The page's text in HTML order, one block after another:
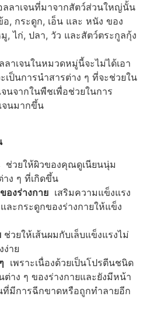
ลลาเจนที่มาจากสัตว์ส่วนใหญ่นั้น
, กระดูก, เอ็น และ หนัง ของ
, ไก่, ปลา, วัว และสัตว์ตระกูลกุ้ง
ลาเจนในหมวดหมู่นี้จะไม่ได้เอา
เป็นการนำสารต่าง ๆ ที่จะช่วยใน
นจากในพืชเพื่อช่วยในการ
จนมากขึ้น
ช่วยให้ผิวของคุณดูเนียนนุ่ม
ง ๆ ที่เกิดขึ้น
องร่างกาย เสริมความแข็งแรง
ะกระดูกของร่างกายให้แข็ง
ช่วยให้เส้นผมกับเล็บแข็งแรงไม่
ง่าย
เพราะเนื่องด้วยเป็นโปรตีนชนิด
ต่าง ๆ ของร่างกายและยังมีหน้า
มีการฉีกขาดหรือถูกทำลายอีก